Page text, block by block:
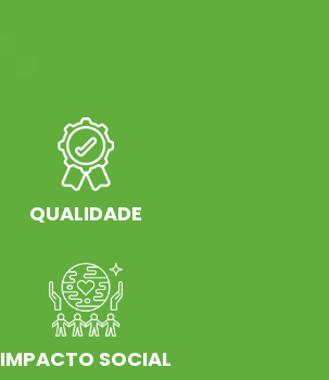
QUALIDADE
IMPACTO SOCIAL